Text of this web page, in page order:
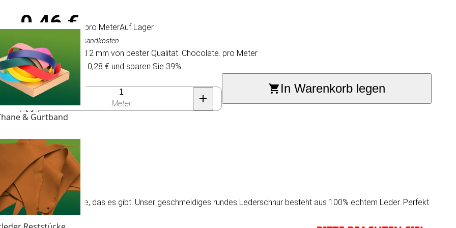
& Gurtband
0,46 €/ pro MeterAuf Lager
Inkl. MwSt., exkl. Versandkosten
Rundes Lederband 2 mm von bester Qualität. Chocolate. pro Meter
Kaufen Sie 100 für 0,28 € und sparen Sie 39%
Anzahl
Meter
In Warenkorb legen
2 mm.
Preisen und das beste, das es gibt. Unser geschmeidiges rundes Lederschnur besteht aus 100% echtem Leder. Perfekt